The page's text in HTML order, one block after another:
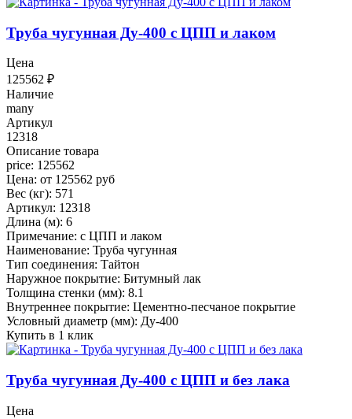
Труба чугунная Ду-400 с ЦПП и лаком
Цена
125562 ₽
Наличие
many
Артикул
12318
Описание товара
price: 125562
Цена: от 125562 руб
Вес (кг): 571
Артикул: 12318
Длина (м): 6
Примечание: с ЦПП и лаком
Наименование: Труба чугунная
Тип соединения: Тайтон
Наружное покрытие: Битумный лак
Толщина стенки (мм): 8.1
Внутреннее покрытие: Цементно-песчаное покрытие
Условный диаметр (мм): Ду-400
Купить в 1 клик
Труба чугунная Ду-400 с ЦПП и без лака
Цена